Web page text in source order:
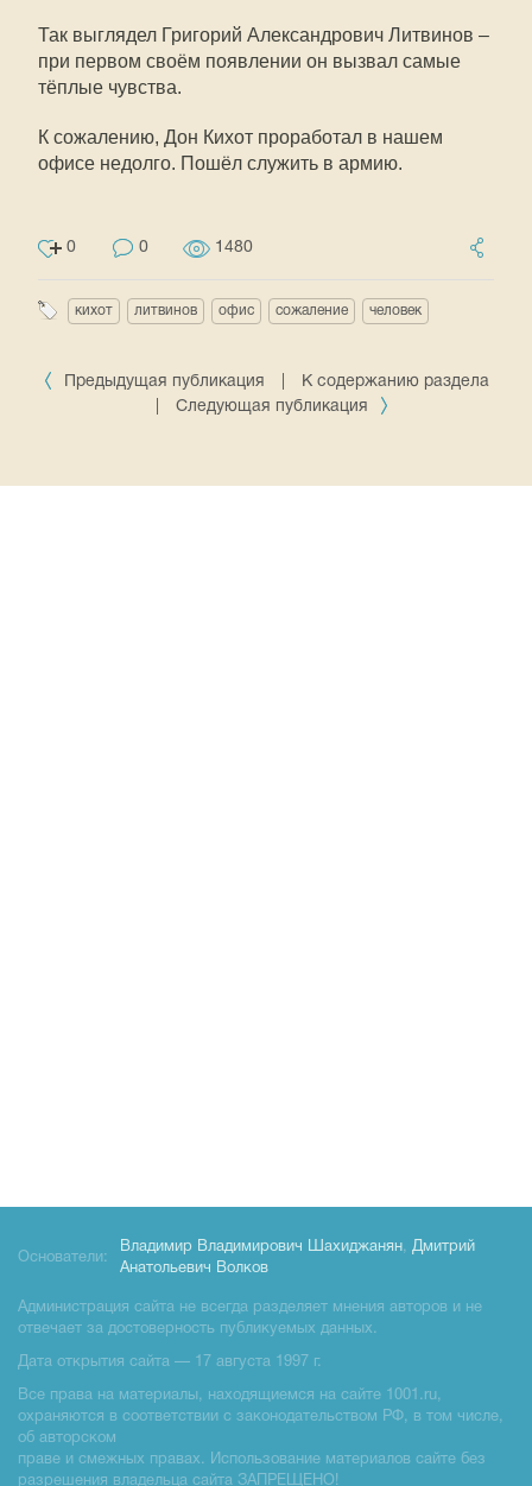
Так выглядел Григорий Александрович Литвинов –
при первом своём появлении он вызвал самые
тёплые чувства.
К сожалению, Дон Кихот проработал в нашем
офисе недолго. Пошёл служить в армию.
0 0 1480
кихот литвинов офис сожаление человек
Предыдущая публикация
К содержанию раздела
Следующая публикация
Основатели:
Владимир Владимирович Шахиджанян, Дмитрий
Анатольевич Волков
Администрация сайта не всегда разделяет мнения авторов и не
отвечает за достоверность публикуемых данных.
Дата открытия сайта — 17 августа 1997 г.
Все права на материалы, находящиемся на сайте 1001.ru,
охраняются в соответствии с законодательством РФ, в том числе,
об авторском
праве и смежных правах. Использование материалов сайте без
разрешения владельца сайта ЗАПРЕЩЕНО!